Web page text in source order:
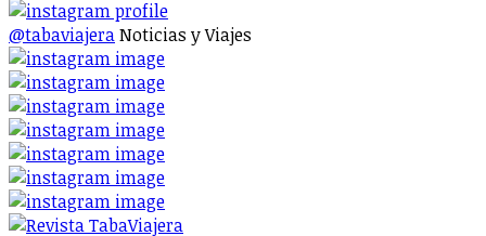
@tabaviajeraNoticias y Viajes